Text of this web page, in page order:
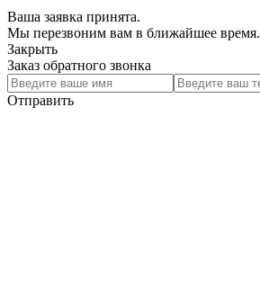
Ваша заявка принята.
Мы перезвоним вам в ближайшее время.
Закрыть
Заказ обратного звонка
Отправить